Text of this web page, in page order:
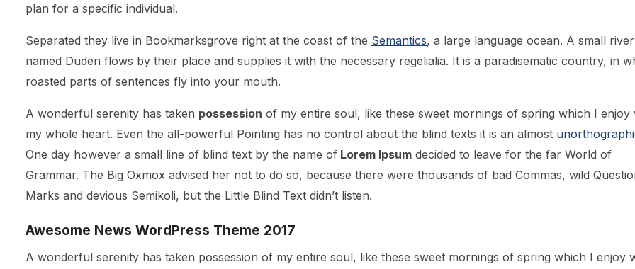
plan for a specific individual.
Separated they live in Bookmarksgrove right at the coast of the Semantics, a large language ocean. A small river
named Duden flows by their place and supplies it with the necessary regelialia. It is a paradisematic country, in
roasted parts of sentences fly into your mouth.
A wonderful serenity has taken possession of my entire soul, like these sweet mornings of spring which I enjoy
my whole heart. Even the all-powerful Pointing has no control about the blind texts it is an almost
One day however a small line of blind text by the name of Lorem Ipsum decided to leave for the far World of
Grammar. The Big Oxmox advised her not to do so, because there were thousands of bad Commas, wild
Marks and devious Semikoli, but the Little Blind Text didn’t listen.
Awesome News WordPress Theme 2017
A wonderful serenity has taken possession of my entire soul, like these sweet mornings of spring which I enjoy